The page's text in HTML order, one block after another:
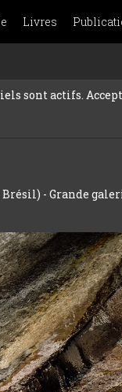
Livres
sont actifs.
- Grande